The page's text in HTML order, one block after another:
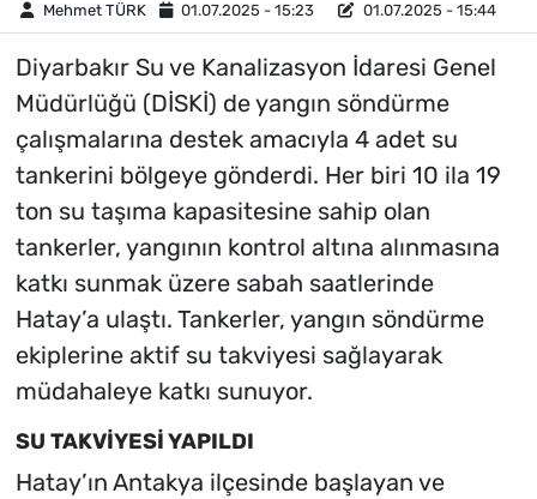
Mehmet TÜRK 01.07.2025 - 15:23 01.07.2025 - 15:44
Diyarbakır Su ve Kanalizasyon İdaresi Genel
Müdürlüğü (DİSKİ) de yangın söndürme
çalışmalarına destek amacıyla 4 adet su
tankerini bölgeye gönderdi. Her biri 10 ila 19
ton su taşıma kapasitesine sahip olan
tankerler, yangının kontrol altına alınmasına
katkı sunmak üzere sabah saatlerinde
Hatay’a ulaştı. Tankerler, yangın söndürme
ekiplerine aktif su takviyesi sağlayarak
müdahaleye katkı sunuyor.
SU TAKVİYESİ YAPILDI
Hatay’ın Antakya ilçesinde başlayan ve